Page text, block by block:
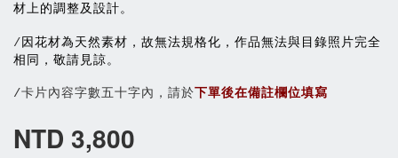
材上的調整及設計。
/因花材為天然素材，故無法規格化，作品無法與目錄照片完全
相同，敬請見諒。
/卡片內容字數五十字內，請於下單後在備註欄位填寫
NTD 3,800